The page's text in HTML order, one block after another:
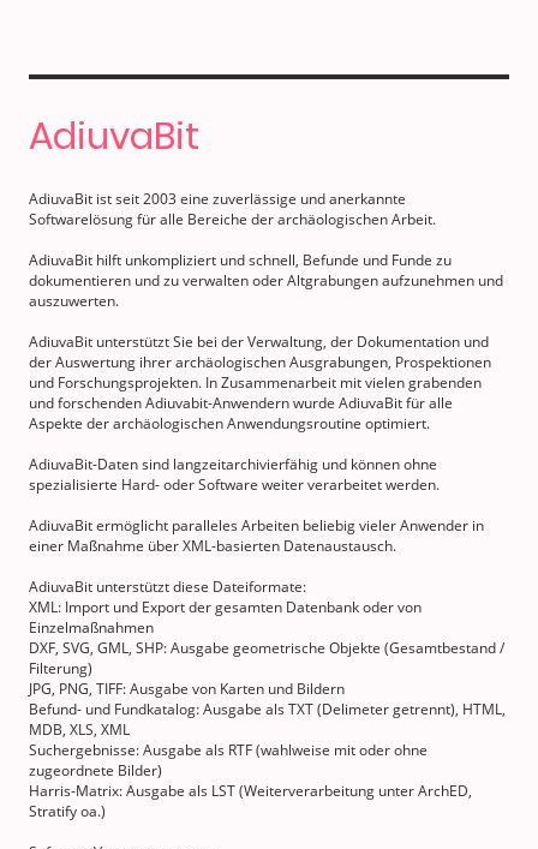
AdiuvaBit
AdiuvaBit ist seit 2003 eine zuverlässige und anerkannte
Softwarelösung für alle Bereiche der archäologischen Arbeit.
AdiuvaBit hilft unkompliziert und schnell, Befunde und Funde zu
dokumentieren und zu verwalten oder Altgrabungen aufzunehmen und
auszuwerten.
AdiuvaBit unterstützt Sie bei der Verwaltung, der Dokumentation und
der Auswertung ihrer archäologischen Ausgrabungen, Prospektionen
und Forschungsprojekten. In Zusammenarbeit mit vielen grabenden
und forschenden Adiuvabit-Anwendern wurde AdiuvaBit für alle
Aspekte der archäologischen Anwendungsroutine optimiert.
AdiuvaBit-Daten sind langzeitarchivierfähig und können ohne
spezialisierte Hard- oder Software weiter verarbeitet werden.
AdiuvaBit ermöglicht paralleles Arbeiten beliebig vieler Anwender in
einer Maßnahme über XML-basierten Datenaustausch.
AdiuvaBit unterstützt diese Dateiformate:
XML: Import und Export der gesamten Datenbank oder von
Einzelmaßnahmen
DXF, SVG, GML, SHP: Ausgabe geometrische Objekte (Gesamtbestand /
Filterung)
JPG, PNG, TIFF: Ausgabe von Karten und Bildern
Befund- und Fundkatalog: Ausgabe als TXT (Delimeter getrennt), HTML,
MDB, XLS, XML
Suchergebnisse: Ausgabe als RTF (wahlweise mit oder ohne
zugeordnete Bilder)
Harris-Matrix: Ausgabe als LST (Weiterverarbeitung unter ArchED,
Stratify oa.)